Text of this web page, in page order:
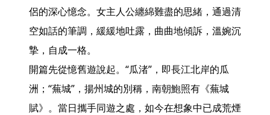
侶的深心憶念。女主人公纏綿難盡的思緒，通過清
空如話的筆調，緩緩地吐露，曲曲地傾訴，溫婉沉
摯，自成一格。
開篇先從憶舊遊說起。“瓜渚”，即長江北岸的瓜
洲；“蕪城”，揚州城的別稱，南朝鮑照有《蕪城
賦》。當日攜手同遊之處，如今在想象中已成荒煙